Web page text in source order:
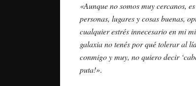
«Aunque no somos muy cercanos,
personas, lugares y cosas buenas,
cualquier estrés innecesario en mi
galaxia no tenés por qué tolerar al
conmigo y muy, no quiero decir
puta!».